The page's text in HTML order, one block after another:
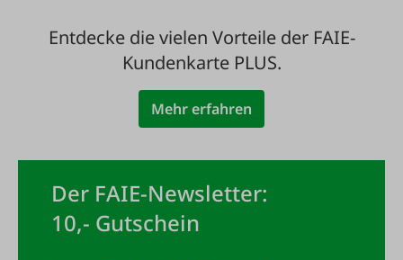
Entdecke die vielen Vorteile der FAIE-
Kundenkarte PLUS.
Mehr erfahren
Der FAIE-Newsletter:
10,- Gutschein